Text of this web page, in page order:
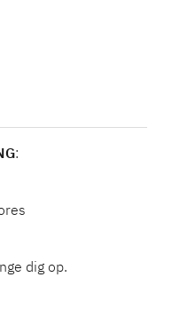
:
dig op.